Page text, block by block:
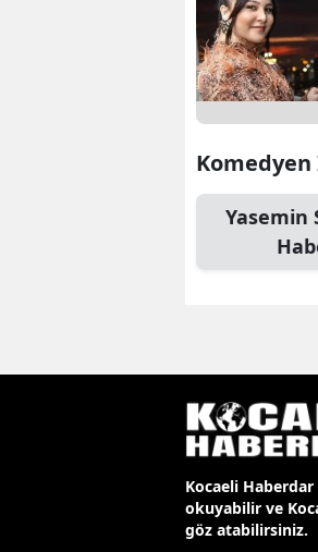
Yasemin
Kocaeli
okuyabilir ve
göz atabilirsiniz.